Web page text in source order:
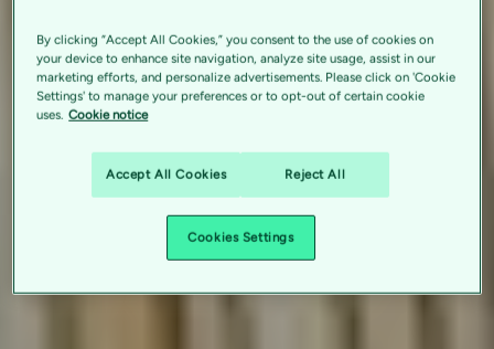
By clicking “Accept All Cookies,” you consent to the use of cookies on
your device to enhance site navigation, analyze site usage, assist in our
marketing efforts, and personalize advertisements. Please click on 'Cookie
Settings' to manage your preferences or to opt-out of certain cookie
uses. Cookie notice
Accept All Cookies Reject All
Cookies Settings